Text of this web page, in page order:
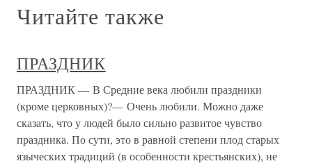
Читайте также
ПРАЗДНИК
ПРАЗДНИК — В Средние века любили праздники
(кроме церковных)?— Очень любили. Можно даже
сказать, что у людей было сильно развитое чувство
праздника. По сути, это в равной степени плод старых
языческих традиций (в особенности крестьянских), не